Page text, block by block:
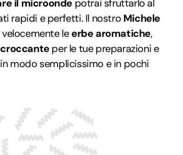
il microonde potrai sfruttarlo al
rapidi e perfetti. Il nostro Michele
velocemente leerbe aromatiche,
per le tue preparazioni e
modo semplicissimo e in pochi